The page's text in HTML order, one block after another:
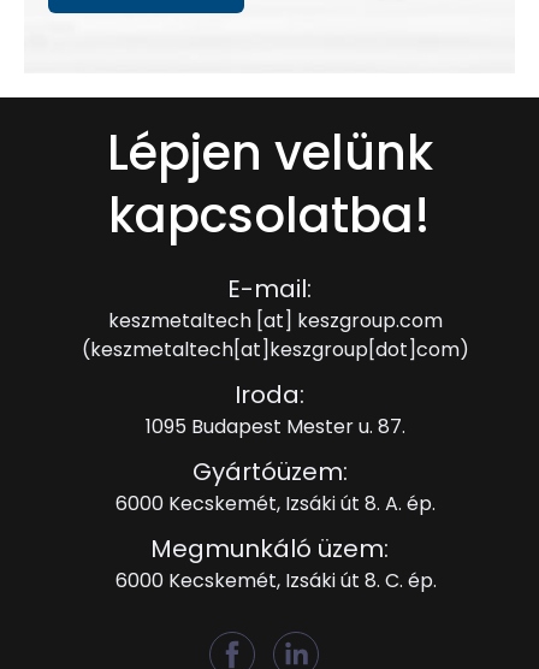
Lépjen velünk
kapcsolatba!
E-mail:
keszmetaltech [at] keszgroup.com
(keszmetaltech[at]keszgroup[dot]com)
Iroda:
1095 Budapest Mester u. 87.
Gyártóüzem:
6000 Kecskemét, Izsáki út 8. A. ép.
Megmunkáló üzem:
6000 Kecskemét, Izsáki út 8. C. ép.